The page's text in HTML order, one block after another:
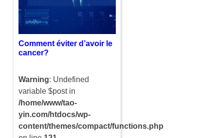
sérieux par les pouvoirs
publics. Il faut dire qu’il y a
Comment éviter d’avoir le
cancer?
Warning: Undefined
variable $post in
/home/www/tao-
yin.com/htdocs/wp-
content/themes/compact/functions.php